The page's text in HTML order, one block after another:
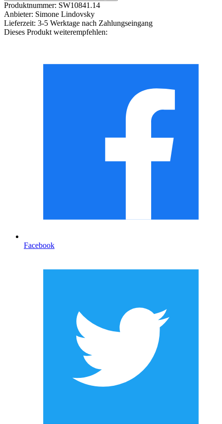
Produktnummer: SW10841.14
Anbieter: Simone Lindovsky
Lieferzeit: 3-5 Werktage nach Zahlungseingang
Dieses Produkt weiterempfehlen:
Facebook